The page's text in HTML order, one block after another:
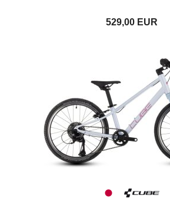
529,00 EUR